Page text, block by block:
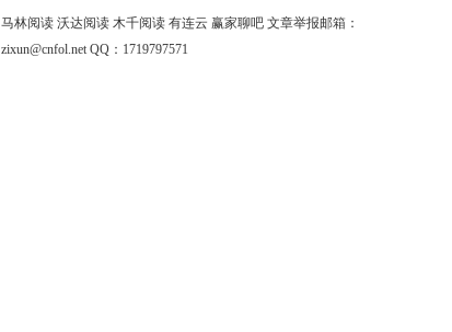
马林阅读 沃达阅读 木千阅读 有连云 赢家聊吧 文章举报邮箱：
zixun@cnfol.net QQ：1719797571